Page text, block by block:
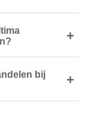
+
bij
+